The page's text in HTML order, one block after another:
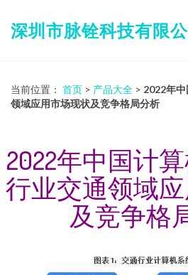
深圳市脉铨科技有限
当前位置： 首页 > 产品大全 > 2022年
领域应用市场现状及竞争格局分析
2022年中国计
行业交通领域
及竞争格